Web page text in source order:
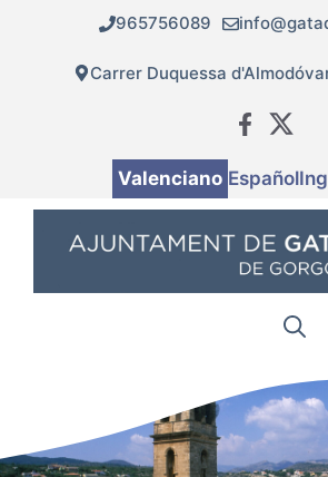
contingut
965756089
Carrer Duquessa
Valenciano Español